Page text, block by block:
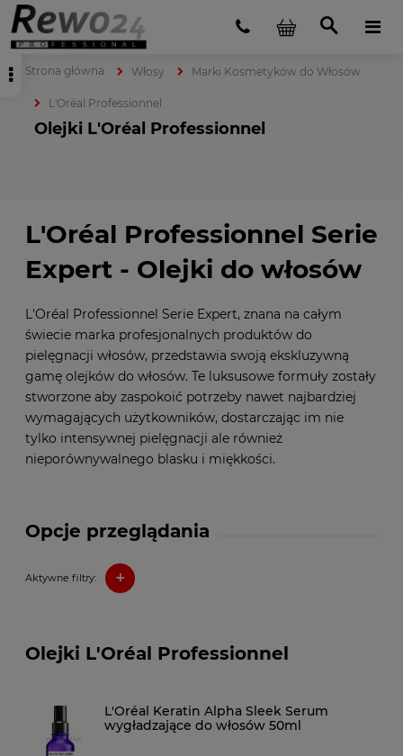
Strona główna Włosy Marki Kosmetyków do Włosów
L'Oréal Professionnel
Olejki L'Oréal Professionnel
Opcje przeglądania
Aktywne filtry: +
L'Oréal Professionnel Serie
Expert - Olejki do włosów
L'Oréal Professionnel Serie Expert, znana na całym
świecie marka profesjonalnych produktów do
pielęgnacji włosów, przedstawia swoją ekskluzywną
gamę olejków do włosów. Te luksusowe formuły zostały
stworzone aby zaspokoić potrzeby nawet najbardziej
wymagających użytkowników, dostarczając im nie
tylko intensywnej pielęgnacji ale również
nieporównywalnego blasku i miękkości.
Olejki L'Oréal Professionnel
L'Oréal Keratin Alpha Sleek Serum
wygładzające do włosów 50ml